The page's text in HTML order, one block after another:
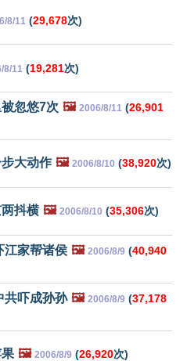
8/11 (29,678次)
8/11 (19,281次)
忽悠7次 🖼️ 2006/8/11 (26,901
大动作 🖼️ 2006/8/10 (38,920次)
抖横 🖼️ 2006/8/10 (35,306次)
江家帮诸侯 🖼️ 2006/8/9 (40,940
共吓成孙孙 🖼️ 2006/8/9 (37,178
🖼️ 2006/8/9 (26,920次)